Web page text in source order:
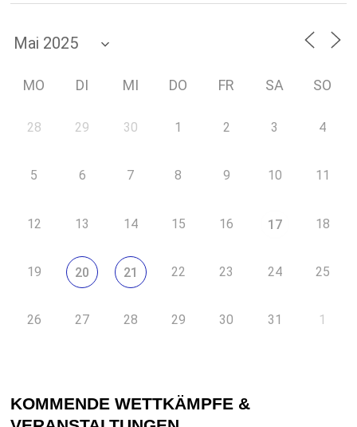
MO DI MI DO FR SA SO
28 29 30 1 2 3 4
5 6 7 8 9 10 11
12 13 14 15 16 17 18
19 20 21 22 23 24 25
26 27 28 29 30 31 1
KOMMENDE WETTKÄMPFE &